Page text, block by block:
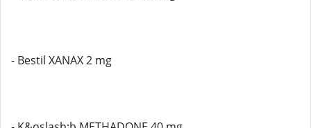
- Bestil XANAX 2 mg